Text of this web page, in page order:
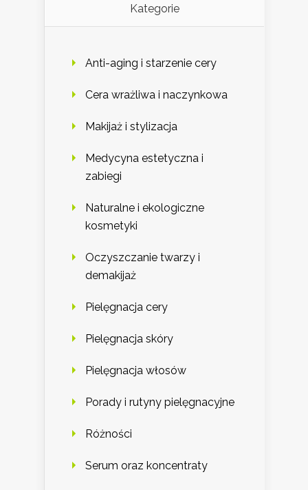
Kategorie
Anti-aging i starzenie cery
Cera wrażliwa i naczynkowa
Makijaż i stylizacja
Medycyna estetyczna i
zabiegi
Naturalne i ekologiczne
kosmetyki
Oczyszczanie twarzy i
demakijaż
Pielęgnacja cery
Pielęgnacja skóry
Pielęgnacja włosów
Porady i rutyny pielęgnacyjne
Różności
Serum oraz koncentraty